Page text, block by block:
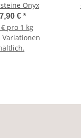
Onyx
7,90 € *
pro 1 kg
Variationen